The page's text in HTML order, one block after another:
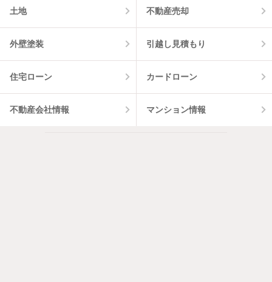
土地 不動産売却
外壁塗装 引越し見積もり
住宅ローン カードローン
不動産会社情報 マンション情報